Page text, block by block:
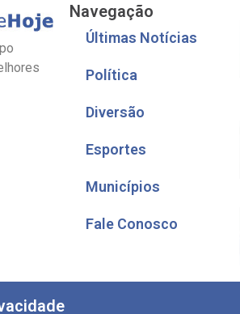
Navegação
Últimas Notícias
Política
Diversão
Esportes
Municípios
Fale Conosco